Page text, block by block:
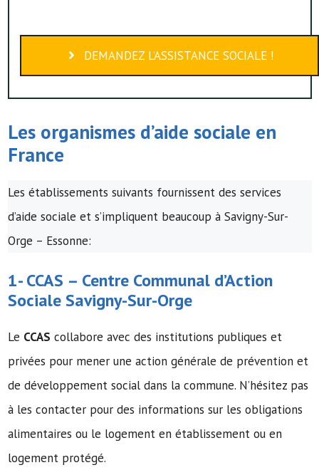
DEMANDEZ L’ASSISTANCE SOCIALE !
Les organismes d’aide sociale en
France
Les établissements suivants fournissent des services
d’aide sociale et s’impliquent beaucoup à Savigny-Sur-
Orge – Essonne:
1-CCAS – Centre Communal d’Action
SocialeSavigny-Sur-Orge
Le CCAS collabore avec des institutions publiques et
privées pour mener une action générale de prévention et
de développement social dans la commune. N’hésitez pas
à les contacter pour des informations sur les obligations
alimentaires ou le logement en établissement ou en
logement protégé.